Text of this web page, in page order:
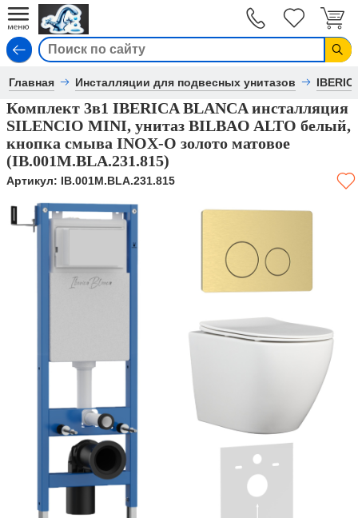
Главная Инсталляции для подвесных унитазов
Комплект 3в1 IBERICA BLANCA инсталляция
SILENCIO MINI, унитаз BILBAO ALTO белый,
кнопка смыва INOX-O золото матовое
(IB.001M.BLA.231.815)
Артикул: IB.001M.BLA.231.815